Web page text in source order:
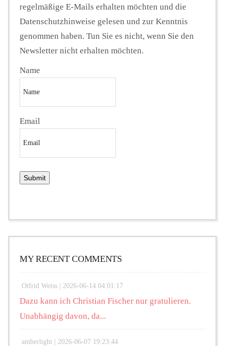
regelmäßige E-Mails erhalten möchten und die
Datenschutzhinweise gelesen und zur Kenntnis
genommen haben. Tun Sie es nicht, wenn Sie den
Newsletter nicht erhalten möchten.
Name
Email
MY RECENT COMMENTS
Otfrid Weiss | 2026-06-14 04:01:17
Dazu kann ich Christian Fischer nur gratulieren.
Unabhängig davon, da...
amberlight | 2026-06-07 19:23:44